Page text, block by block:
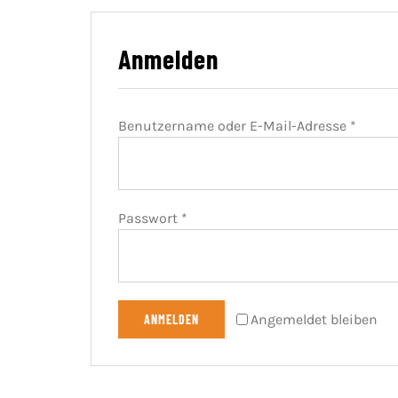
Anmelden
Benutzername oder E-Mail-Adresse *
Passwort *
Angemeldet bleiben
ANMELDEN